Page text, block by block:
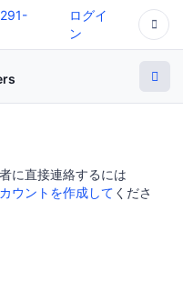
ログイ
ン
に直接連絡するには
ウントを作成して くださ